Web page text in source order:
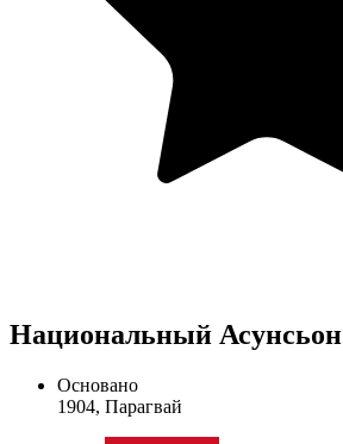
Национальный Асунсьон
Основано
1904, Парагвай